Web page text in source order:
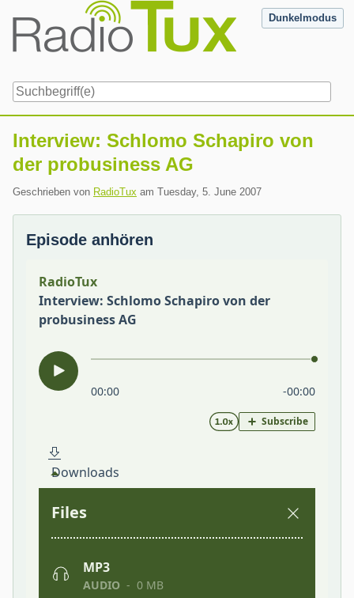
content
Dunkelmodus
Interview: Schlomo Schapiro von
der probusiness AG
Geschrieben von RadioTux am Tuesday, 5. June 2007
Episode anhören